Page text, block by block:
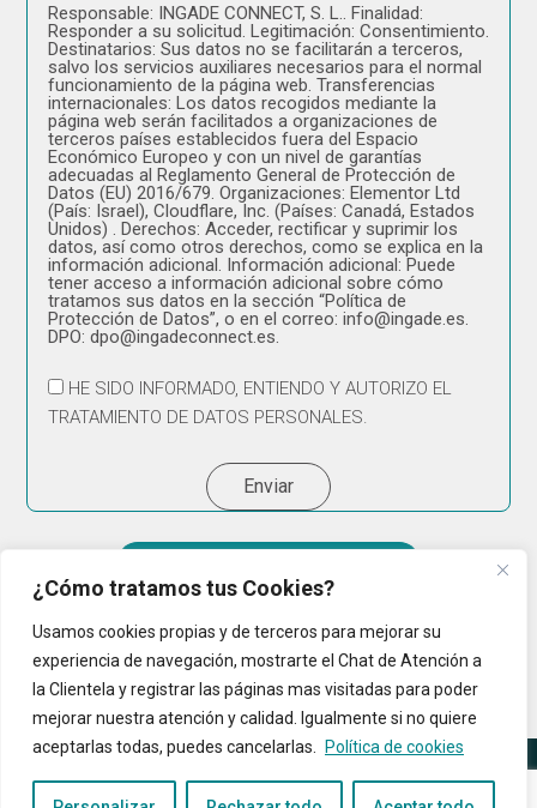
¿Cómo tratamos tus Cookies?
Usamos cookies propias y de terceros para mejorar su
experiencia de navegación, mostrarte el Chat de Atención a
la Clientela y registrar las páginas mas visitadas para poder
mejorar nuestra atención y calidad. Igualmente si no quiere
aceptarlas todas, puedes cancelarlas.
Política de cookies
Responsable: INGADE CONNECT, S. L.. Finalidad:
Responder a su solicitud. Legitimación: Consentimiento.
Destinatarios: Sus datos no se facilitarán a terceros,
salvo los servicios auxiliares necesarios para el normal
funcionamiento de la página web. Transferencias
internacionales: Los datos recogidos mediante la
página web serán facilitados a organizaciones de
terceros países establecidos fuera del Espacio
Económico Europeo y con un nivel de garantías
adecuadas al Reglamento General de Protección de
Datos (EU) 2016/679. Organizaciones: Elementor Ltd
(País: Israel), Cloudflare, Inc. (Países: Canadá, Estados
Unidos) . Derechos: Acceder, rectificar y suprimir los
datos, así como otros derechos, como se explica en la
información adicional. Información adicional: Puede
tener acceso a información adicional sobre cómo
tratamos sus datos en la sección “Política de
Protección de Datos”, o en el correo: info@ingade.es.
DPO: dpo@ingadeconnect.es.
HE SIDO INFORMADO, ENTIENDO Y AUTORIZO EL
TRATAMIENTO DE DATOS PERSONALES.
Enviar
© 2024 Todos Los Derechos Reservados
Política de Cookies|Política